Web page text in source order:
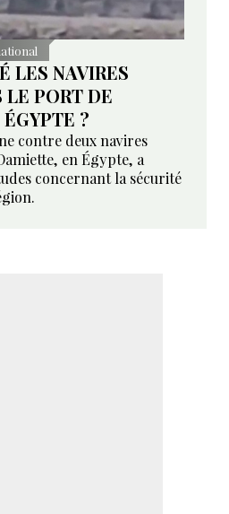
LES NAVIRES
LE PORT DE
?
contre deux navires
en Égypte, a
concernant la sécurité